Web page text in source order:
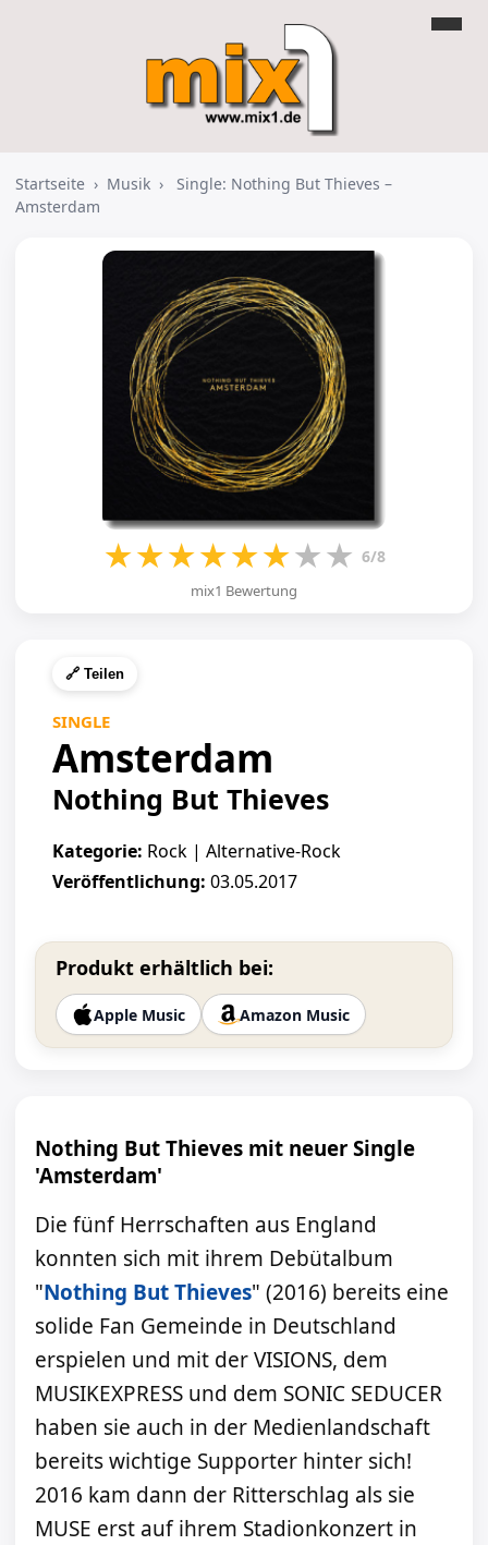
Startseite › Musik ›
Single: Nothing But Thieves –
Amsterdam
★★★★★★★★ 6/8
mix1 Bewertung
🔗 Teilen
SINGLE
Amsterdam
Nothing But Thieves
Kategorie: Rock | Alternative-Rock
Veröffentlichung: 03.05.2017
Produkt erhältlich bei:
Apple Music Amazon Music
Nothing But Thieves mit neuer Single
'Amsterdam'
Die fünf Herrschaften aus England
konnten sich mit ihrem Debütalbum
"Nothing But Thieves" (2016) bereits eine
solide Fan Gemeinde in Deutschland
erspielen und mit der VISIONS, dem
MUSIKEXPRESS und dem SONIC SEDUCER
haben sie auch in der Medienlandschaft
bereits wichtige Supporter hinter sich!
2016 kam dann der Ritterschlag als sie
MUSE erst auf ihrem Stadionkonzert in